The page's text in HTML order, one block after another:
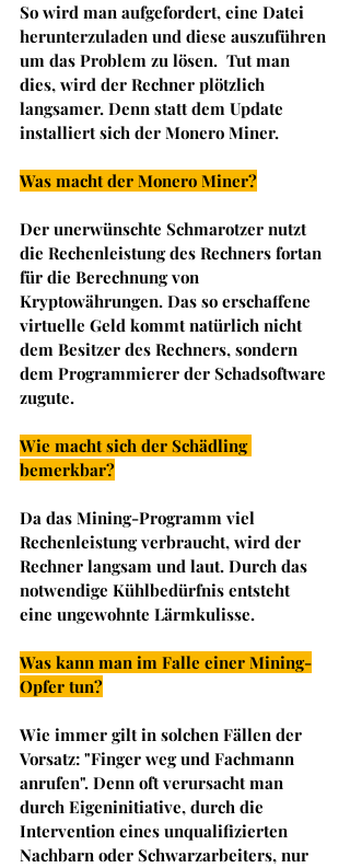
So wird man aufgefordert, eine Datei
herunterzuladen und diese auszuführen
um das Problem zu lösen.  Tut man
dies, wird der Rechner plötzlich
langsamer. Denn statt dem Update
installiert sich der Monero Miner.
Was macht der Monero Miner?
Der unerwünschte Schmarotzer nutzt
die Rechenleistung des Rechners fortan
für die Berechnung von
Kryptowährungen. Das so erschaffene
virtuelle Geld kommt natürlich nicht
dem Besitzer des Rechners, sondern
dem Programmierer der Schadsoftware
zugute.
Wie macht sich der Schädling
bemerkbar?
Da das Mining-Programm viel
Rechenleistung verbraucht, wird der
Rechner langsam und laut. Durch das
notwendige Kühlbedürfnis entsteht
eine ungewohnte Lärmkulisse.
Was kann man im Falle einer Mining-
Opfer tun?
Wie immer gilt in solchen Fällen der
Vorsatz: "Finger weg und Fachmann
anrufen". Denn oft verursacht man
durch Eigeninitiative, durch die
Intervention eines unqualifizierten
Nachbarn oder Schwarzarbeiters, nur